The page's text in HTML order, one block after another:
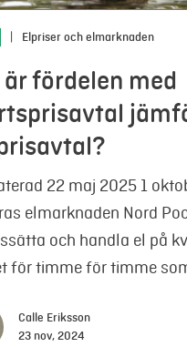
Elpriser och elmarknaden
är fördelen med
22 maj 2025 1
elmarknaden Nord
och handla el på
för timme för timme
Calle Eriksson
23 nov, 2024